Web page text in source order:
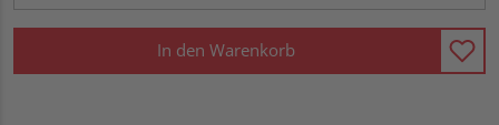
In den Warenkorb